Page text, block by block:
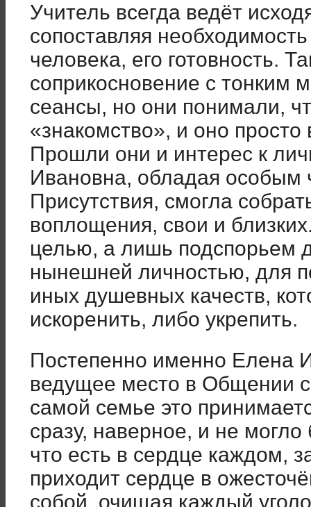
Учитель всегда ведёт
сопоставляя
человека, его готовность.
соприкосновение с тонким
сеансы, но они понимали,
«знакомство», и оно просто
Прошли они и интерес к
Ивановна, обладая особым
Присутствия, смогла
воплощения, свои и
целью, а лишь подспорьем
нынешней личностью, для
иных душевных качеств,
искоренить, либо укрепить.
Постепенно именно Елена
ведущее место в Общении
самой семье это
сразу, наверное, и не
что есть в сердце каждом,
приходит сердце в
собой, очищая каждый